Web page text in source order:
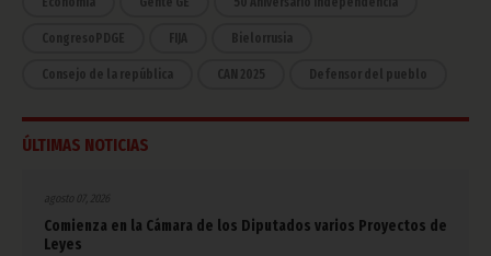
CongresoPDGE FIJA Bielorrusia
Consejo de la república CAN 2025 Defensor del pueblo
ÚLTIMAS NOTICIAS
agosto 07, 2026
Comienza en la Cámara de los Diputados varios Proyectos de
Leyes